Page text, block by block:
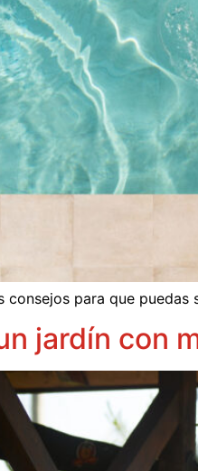
consejos para que
jardín con